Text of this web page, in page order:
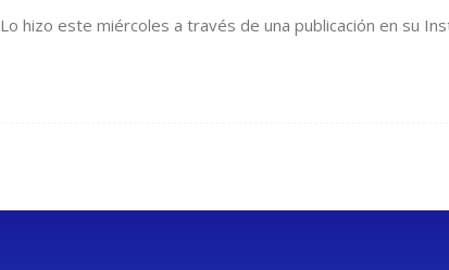
Lo hizo este miércoles a través de una publicación en su